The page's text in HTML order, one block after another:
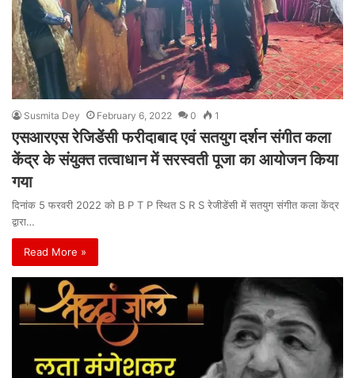
Susmita Dey February 6, 2022 0 1
एसआरएस रेजिडेंसी फरीदाबाद एवं सतयुग दर्शन संगीत कला
केंद्र के संयुक्त तत्वाधान में सरस्वती पूजा का आयोजन किया
गया
दिनांक 5 फरवरी 2022 को B P T P स्थित S R S रेजीडेंसी में सतयुग संगीत कला केंद्र
द्वारा…
Read More »